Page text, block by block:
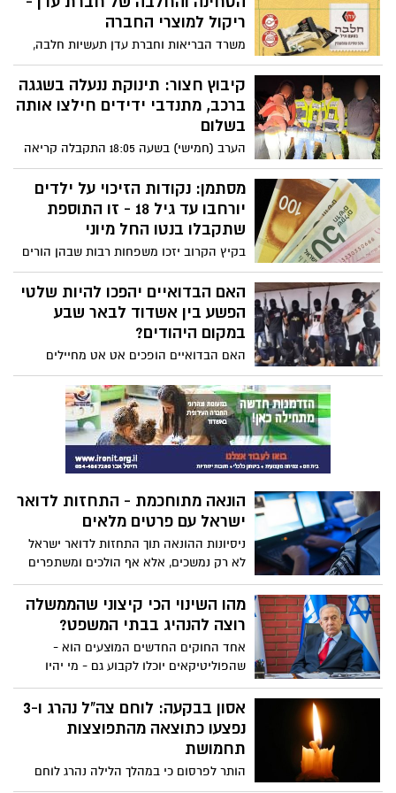
ריקול למוצרי החברה
משרד הבריאות וחברת עדן תעשיות חלבה,
טחינה, ממתקים ומזון, מודיעים על ריקול
למוצרי החלבה והטחינה של החברה, בעקבות
בדיקות שבוצעו למוצרי החברה והתברר כי הן
נגועות בחיידק הסלמונלה
קיבוץ חצור: תינוקת ננעלה בשגגה
ברכב, מתנדבי ידידים חילצו אותה
בשלום
הערב (חמישי) בשעה 18:05 התקבלה קריאה
במוקד ידידים, אודות תינוקת כבת חמישה
חודשים שננעלה בשגגה ברכב לעיני אמהּ,
בקיבוץ חצור, הצמוד לגן יבנה.
מסתמן: נקודות הזיכוי על ילדים
יורחבו עד גיל 18 - זו התוספת
שתקבלו בנטו החל מיוני
בקיץ הקרוב יזכו משפחות רבות שבהן הורים
לילדים עובדים ומשלמים מיסים לתוספת של
מאות עד אלפי שקלים למשכורתם. הסיבה:
במקום עד גיל 12 כיום. כל הפרטים
האם הבדואיים יהפכו להיות שלטי
הפשע בין אשדוד לבאר שבע
במקום היהודים?
האם הבדואיים הופכים אט אט מחיילים
ומחסלים עבור ארגוני פשע יהודיים לארגון
פשע עצמאי, חזק, גדול ואכזרי שמתכנן
בעצמו להשתלט על אזור אשדוד עד באר
שבע? ההערכה היא שהבדואים עצמם רוצים
למלא את החלל שהותיר אחריו בני שלמה, כדי
להשתלט על העסקים בדרום. הם מבינים את
אלו שיעבדו עבורם ולא להפך.
הונאה מתוחכמת - התחזות לדואר
ישראל עם פרטים מלאים
ניסיונות ההונאה תוך התחזות לדואר ישראל
לא רק נמשכים, אלא אף הולכים ומשתפרים
תוך שההודעה הכוזבת משתלבת בשרשור
ההודעות מדואר ישראל כדי להגביר את
האמינות. כך תימנעו מנפילה בפח
מהו השינוי הכי קיצוני שהממשלה
רוצה להנהיג בבתי המשפט?
אחד החוקים החדשים המוצעים הוא -
שהפוליטיקאים יוכלו לקבוע גם - מי יהיו
השופטים במדינת ישראל וגם יוכלו להשפיע
מאוד - אלו שופטים ידונו באלו תיקים....
הכיצד? סמכויות נשיא בית המשפט העליון
שונים וגם החלטות על עריכת משפטים
חוזרים. על פי החוק החדש המוצע -
אסון בבקעה: לוחם צה"ל נהרג ו-3
נפצעו כתוצאה מהתפוצצות
תחמושת
הותר לפרסום כי במהלך הלילה נהרג לוחם
צה"ל כתוצאה מהתפוצצות תחמושת במבנה